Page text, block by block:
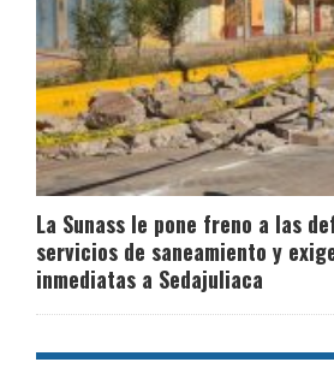
La Sunass le pone freno a las
servicios de saneamiento y
inmediatas a Sedajuliaca